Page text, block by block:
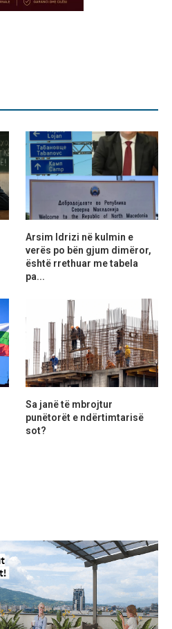
Arsim Idrizi në kulmin e
verës po bën gjum dimëror,
është rrethuar me tabela
pa...
Sa janë të mbrojtur
punëtorët e ndërtimtarisë
sot?